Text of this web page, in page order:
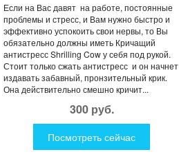
Если на Вас давят на работе, постоянные
проблемы и стресс, и Вам нужно быстро и
эффективно успокоить свои нервы, то Вы
обязательно должны иметь Кричащий
антистресс Shrilling Cow у себя под рукой.
Стоит только сжать антистресс и он начнет
издавать забавный, пронзительный крик.
Она действительно смешно кричит...
300 руб.
Посмотреть сейчас